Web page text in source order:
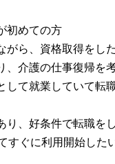
初めての方
がら、資格取得をし
、介護の仕事復帰を
て就業していて転
り、好条件で転職を
すぐに利用開始した